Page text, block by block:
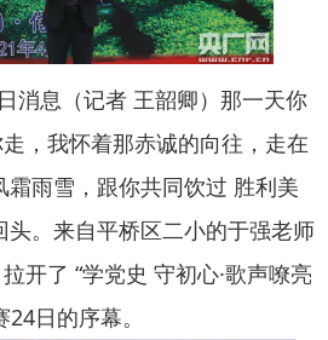
息（记者 王韶卿）那一天你
，我怀着那赤诚的向往，走在
雨雪，跟你共同饮过 胜利美
。来自平桥区二小的于强老师
开了 “学党史 守初心·歌声嘹亮
日的序幕。